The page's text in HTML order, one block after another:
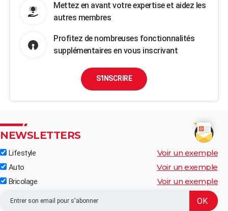
Mettez en avant votre expertise et aidez les
autres membres
Profitez de nombreuses fonctionnalités
supplémentaires en vous inscrivant
S'INSCRIRE
NEWSLETTERS
Lifestyle Voir un exemple
Auto Voir un exemple
Bricolage Voir un exemple